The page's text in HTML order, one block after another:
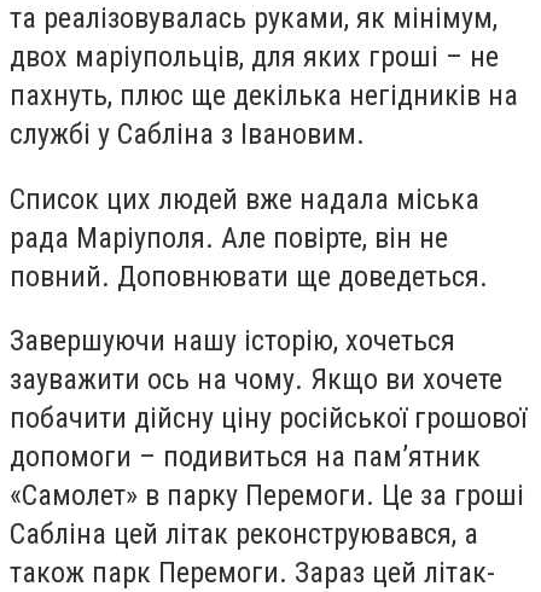
та реалізовувалась руками, як мінімум,
двох маріупольців, для яких гроші – не
пахнуть, плюс ще декілька негідників на
службі у Сабліна з Івановим.
Список цих людей вже надала міська
рада Маріуполя. Але повірте, він не
повний. Доповнювати ще доведеться.
Завершуючи нашу історію, хочеться
зауважити ось на чому. Якщо ви хочете
побачити дійсну ціну російської грошової
допомоги – подивиться на пам’ятник
«Самолет» в парку Перемоги. Це за гроші
Сабліна цей літак реконструювався, а
також парк Перемоги. Зараз цей літак-